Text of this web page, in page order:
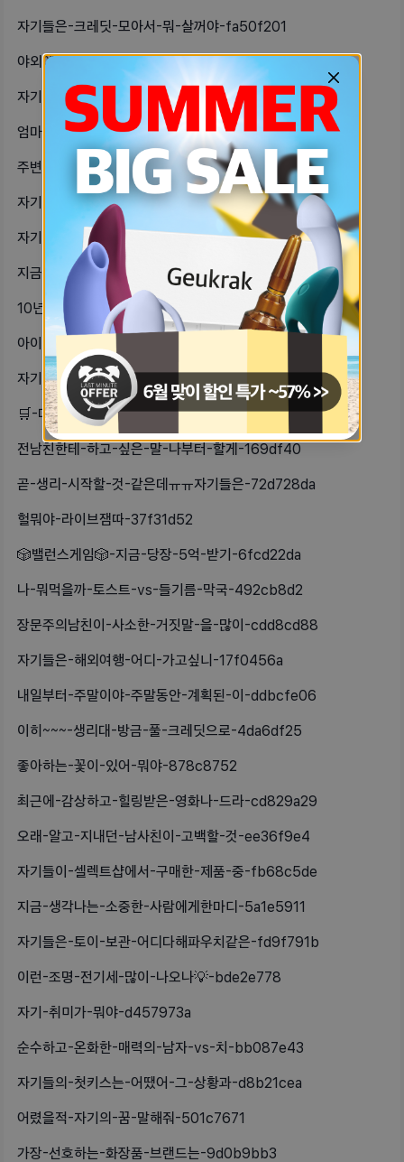
자기들은-크레딧-모아서-뭐-살꺼야-fa50f201
야외에서-섹스는-못해도-스킨쉽할때-진-e77982c4
자기에게-가장-힘이-되는-위로의-말은-28b11096
엄마가-좋아-아빠가-좋아-f5376ee3
주변에-도박하는-사람이랑은-무조건-손-2a72d4b9
자기가-해보고싶은-섹스-판타지는-65486d80
자기들은-성감대가-어디야-dee79426
지금-썸-타고-있는-사람-매력은-db82de5b
10년-후의-자기자신에게-한마디-해줘-f3570e04
아이폰vs갤럭시-22b6c089
자기들은-부모님이랑-사이좋아-a1df2140
🛒-데임을-제외하고-자기가-들어본-여-1c8dda4e
전남친한테-하고-싶은-말-나부터-할게-169df40
곧-생리-시작할-것-같은데ㅠㅠ자기들은-72d728da
헐뭐야-라이브잼따-37f31d52
🎲밸런스게임🎲-지금-당장-5억-받기-6fcd22da
나-뭐먹을까-토스트-vs-들기름-막국-492cb8d2
장문주의남친이-사소한-거짓말-을-많이-cdd8cd88
자기들은-해외여행-어디-가고싶니-17f0456a
내일부터-주말이야-주말동안-계획된-이-ddbcfe06
이히~~~-생리대-방금-풀-크레딧으로-4da6df25
좋아하는-꽃이-있어-뭐야-878c8752
최근에-감상하고-힐링받은-영화나-드라-cd829a29
오래-알고-지내던-남사친이-고백할-것-ee36f9e4
자기들이-셀렉트샵에서-구매한-제품-중-fb68c5de
지금-생각나는-소중한-사람에게한마디-5a1e5911
자기들은-토이-보관-어디다해파우치같은-fd9f791b
이런-조명-전기세-많이-나오나💡-bde2e778
자기-취미가-뭐야-d457973a
순수하고-온화한-매력의-남자-vs-치-bb087e43
자기들의-첫키스는-어땠어-그-상황과-d8b21cea
어렸을적-자기의-꿈-말해줘-501c7671
가장-선호하는-화장품-브랜드는-9d0b9bb3